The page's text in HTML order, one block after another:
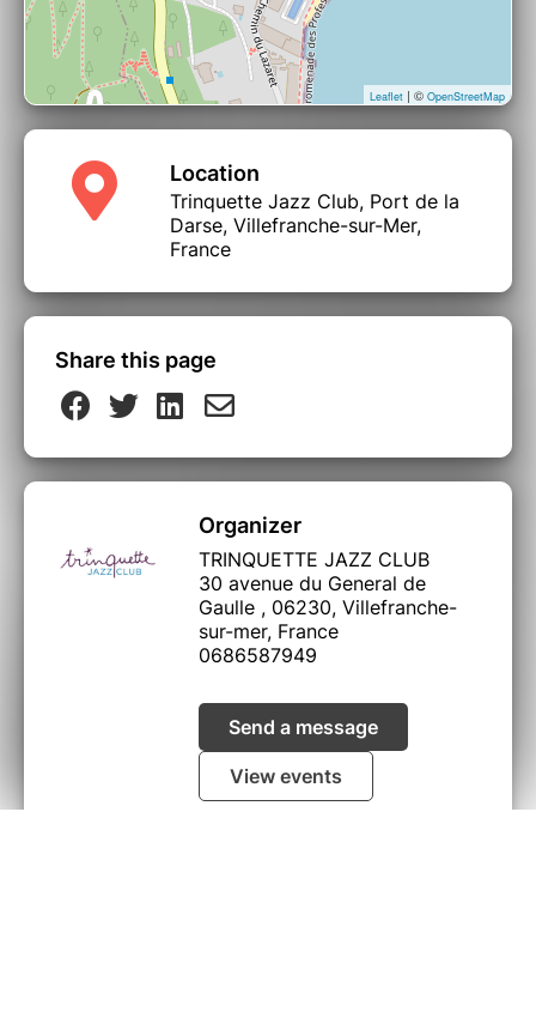
Cesar BOISHUS : Saxophone
Rolland TOUBOUL : Basse
Leaflet | © OpenStreetMap
Location
Trinquette Jazz Club, Port de la
Darse, Villefranche-sur-Mer,
France
Share this page
Organizer
TRINQUETTE JAZZ CLUB
30 avenue du General de
Gaulle , 06230, Villefranche-
sur-mer, France
0686587949
Send a message
View events